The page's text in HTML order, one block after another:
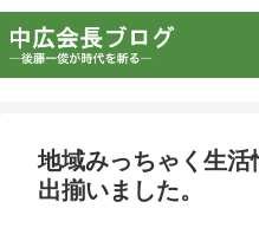
地域みっちゃく生
出揃いました。